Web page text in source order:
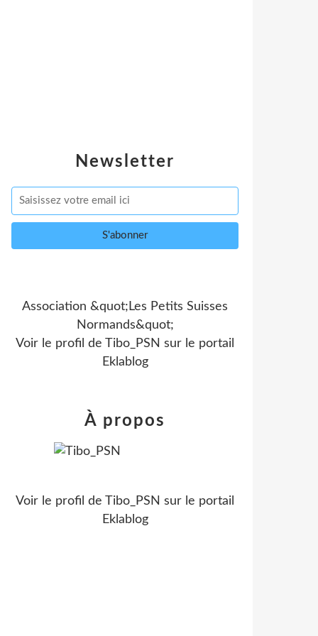
Newsletter
Association &quot;Les Petits Suisses
Normands&quot;
Voir le profil de Tibo_PSN sur le portail
Eklablog
À propos
Voir le profil de Tibo_PSN sur le portail
Eklablog